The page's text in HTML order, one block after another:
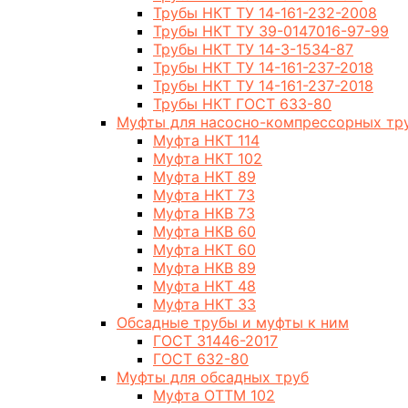
Трубы НКТ ТУ 14-161-232-2008
Трубы НКТ ТУ 39-0147016-97-99
Трубы НКТ ТУ 14-3-1534-87
Трубы НКТ ТУ 14-161-237-2018
Трубы НКТ ТУ 14-161-237-2018
Трубы НКТ ГОСТ 633-80
Муфты для насосно-компрессорных
Муфта НКТ 114
Муфта НКТ 102
Муфта НКТ 89
Муфта НКТ 73
Муфта НКВ 73
Муфта НКВ 60
Муфта НКТ 60
Муфта НКВ 89
Муфта НКТ 48
Муфта НКТ 33
Обсадные трубы и муфты к ним
ГОСТ 31446-2017
ГОСТ 632-80
Муфты для обсадных труб
Муфта ОТТМ 102